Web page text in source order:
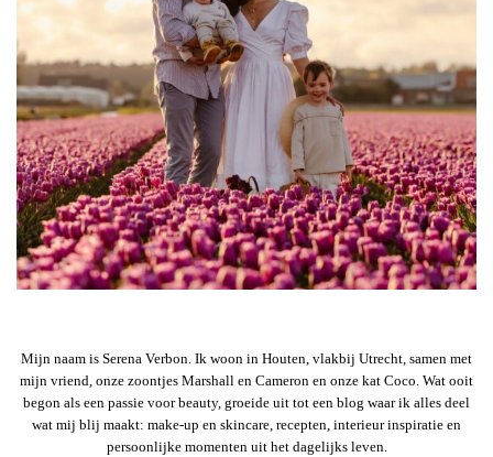
Mijn naam is Serena Verbon. Ik woon in Houten, vlakbij Utrecht, samen met
mijn vriend, onze zoontjes Marshall en Cameron en onze kat Coco. Wat ooit
begon als een passie voor beauty, groeide uit tot een blog waar ik alles deel
wat mij blij maakt: make-up en skincare, recepten, interieur inspiratie en
persoonlijke momenten uit het dagelijks leven.